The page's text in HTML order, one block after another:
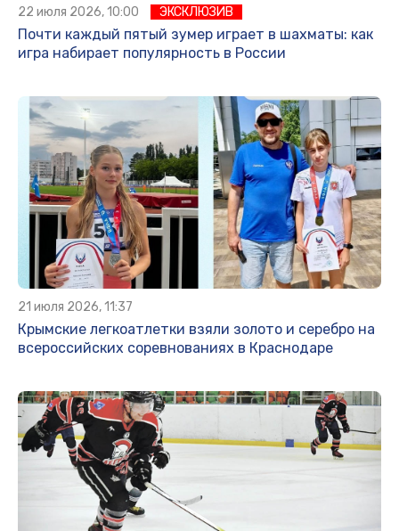
22 июля 2026, 10:00 ЭКСКЛЮЗИВ
Почти каждый пятый зумер играет в шахматы: как
игра набирает популярность в России
21 июля 2026, 11:37
Крымские легкоатлетки взяли золото и серебро на
всероссийских соревнованиях в Краснодаре